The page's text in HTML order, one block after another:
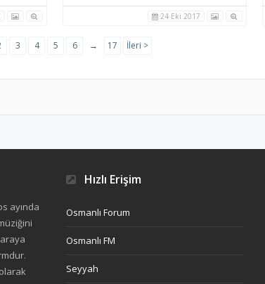
24 Eki 2017
3 4 5 6 → 17 İleri >
ayında
Hızlı Erişim
Osmanlı Forum
Osmanlı FM
Seyyah